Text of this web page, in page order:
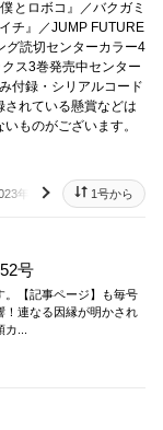
とロボコ』／バクガミ
チ』／JUMP FUTURE
グ読切センターカラー4
ス3巻発売中センター
付録・シリアルコード
れている懸賞などは
ものがございます。
年 2022年
next 1号から
号
【記事ページ】も毎号
！連なる因縁が明かされ
...